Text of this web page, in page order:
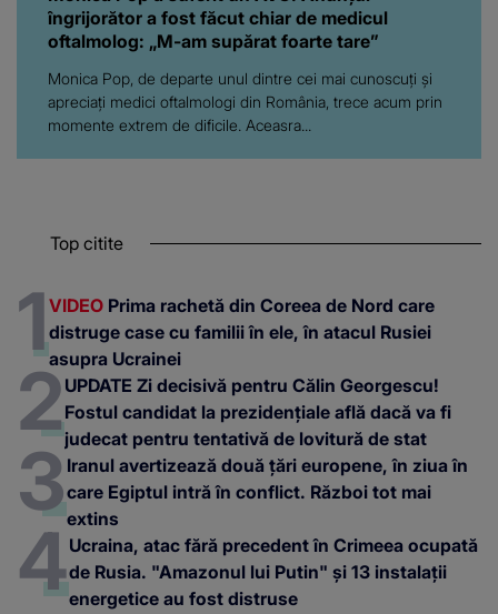
îngrijorător a fost făcut chiar de medicul
oftalmolog: „M-am supărat foarte tare”
Monica Pop, de departe unul dintre cei mai cunoscuți și
apreciați medici oftalmologi din România, trece acum prin
momente extrem de dificile. Aceasra...
Top citite
VIDEO Prima rachetă din Coreea de Nord care
distruge case cu familii în ele, în atacul Rusiei
asupra Ucrainei
UPDATE Zi decisivă pentru Călin Georgescu!
Fostul candidat la prezidențiale află dacă va fi
judecat pentru tentativă de lovitură de stat
Iranul avertizează două țări europene, în ziua în
care Egiptul intră în conflict. Război tot mai
extins
Ucraina, atac fără precedent în Crimeea ocupată
de Rusia. "Amazonul lui Putin" și 13 instalații
energetice au fost distruse